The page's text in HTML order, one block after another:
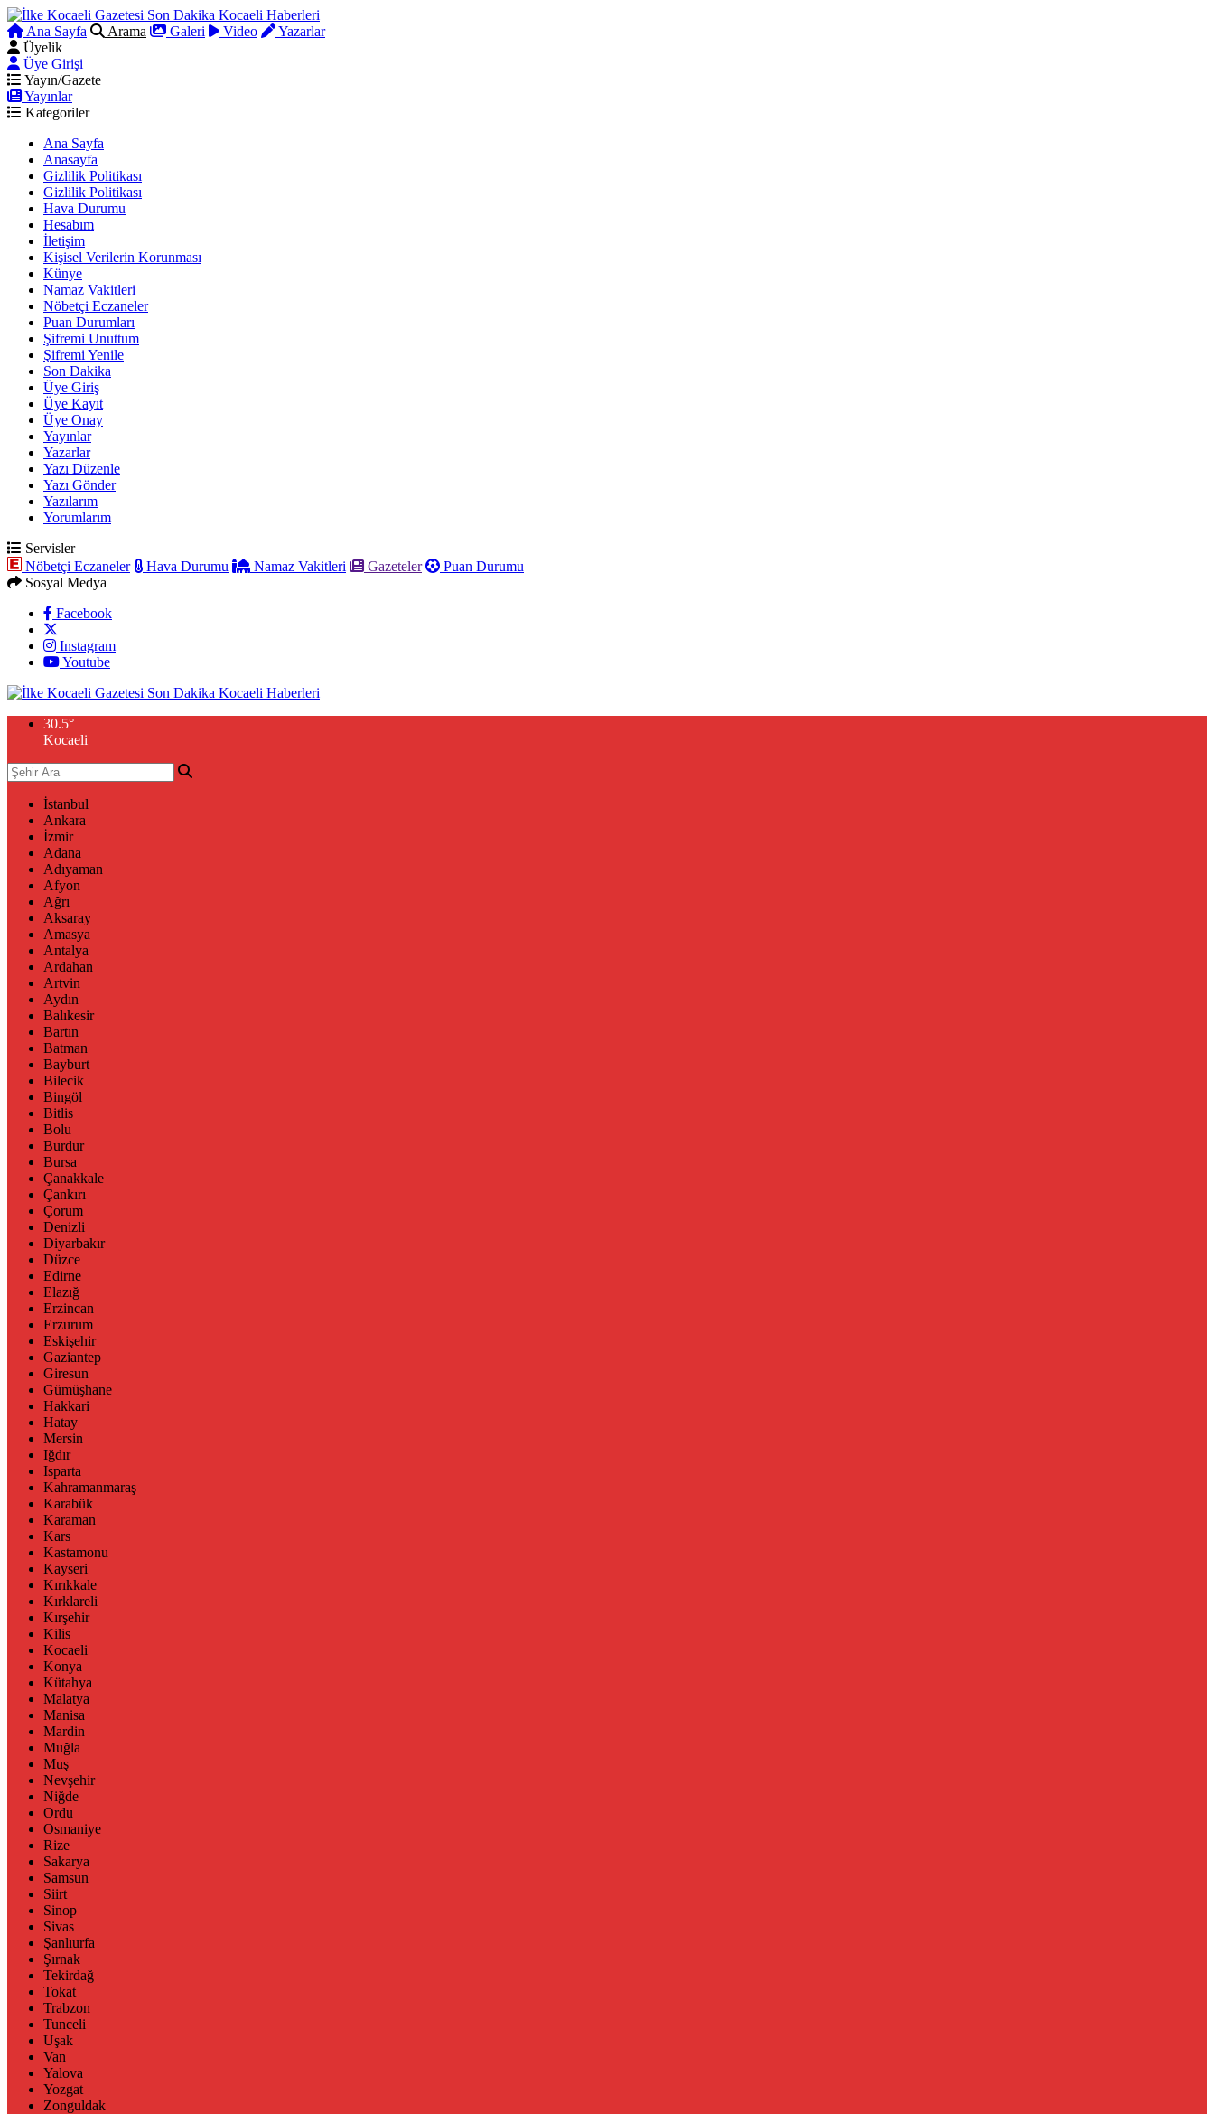
Ana Sayfa Arama Galeri Video
Yazarlar
Üyelik
Üye Girişi
Yayın/Gazete
Yayınlar
Kategoriler
Ana Sayfa
Anasayfa
Gizlilik Politikası
Gizlilik Politikası
Hava Durumu
Hesabım
İletişim
Kişisel Verilerin Korunması
Künye
Namaz Vakitleri
Nöbetçi Eczaneler
Puan Durumları
Şifremi Unuttum
Şifremi Yenile
Son Dakika
Üye Giriş
Üye Kayıt
Üye Onay
Yayınlar
Yazarlar
Yazı Düzenle
Yazı Gönder
Yazılarım
Yorumlarım
Servisler
Nöbetçi Eczaneler
Hava Durumu Namaz Vakitleri Gazeteler
Puan Durumu
Sosyal Medya
Facebook
Instagram
Youtube
30.5°
Kocaeli
İstanbul
Ankara
İzmir
Adana
Adıyaman
Afyon
Ağrı
Aksaray
Amasya
Antalya
Ardahan
Artvin
Aydın
Balıkesir
Bartın
Batman
Bayburt
Bilecik
Bingöl
Bitlis
Bolu
Burdur
Bursa
Çanakkale
Çankırı
Çorum
Denizli
Diyarbakır
Düzce
Edirne
Elazığ
Erzincan
Erzurum
Eskişehir
Gaziantep
Giresun
Gümüşhane
Hakkari
Hatay
Mersin
Iğdır
Isparta
Kahramanmaraş
Karabük
Karaman
Kars
Kastamonu
Kayseri
Kırıkkale
Kırklareli
Kırşehir
Kilis
Kocaeli
Konya
Kütahya
Malatya
Manisa
Mardin
Muğla
Muş
Nevşehir
Niğde
Ordu
Osmaniye
Rize
Sakarya
Samsun
Siirt
Sinop
Sivas
Şanlıurfa
Şırnak
Tekirdağ
Tokat
Trabzon
Tunceli
Uşak
Van
Yalova
Yozgat
Zonguldak